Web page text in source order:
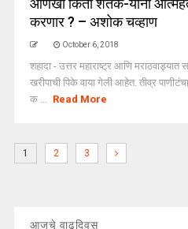
आणखी किती शेतक-यांनी
करणार ? – अशोक चव्हाण
October 6, 2018
शहादा - उत्तर महाराष्ट्र आणि
खरीपाची पिके वाया गेली आहेत. तीव्र
क ... Read More
1 2 3
आजचे वाढदिवस